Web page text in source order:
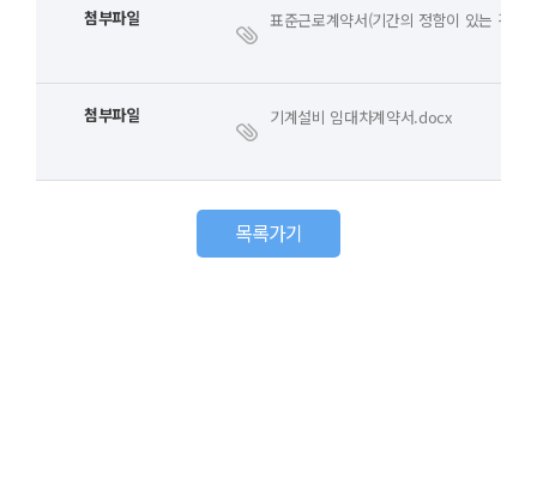
첨부파일 표준근로계약서(기간의 정함이 있는 경우
첨부파일 기계설비 임대차계약서.docx
목록가기